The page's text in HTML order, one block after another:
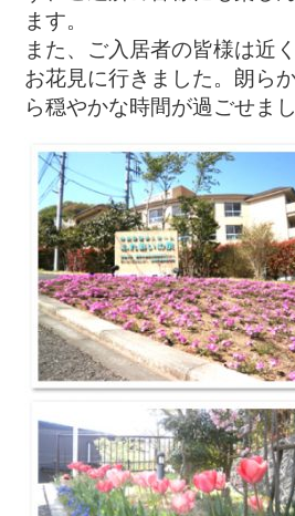
ます。
また、ご入居者の皆様は近
お花見に行きました。朗ら
ら穏やかな時間が過ごせまし